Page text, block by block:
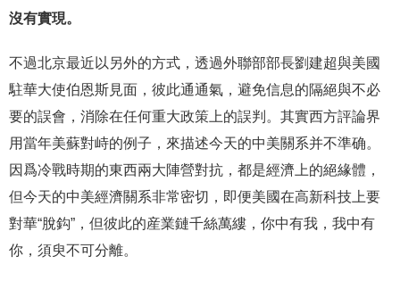
沒有實現。
不過北京最近以另外的方式，透過外聯部部長劉建超與美國
駐華大使伯恩斯見面，彼此通通氣，避免信息的隔絕與不必
要的誤會，消除在任何重大政策上的誤判。其實西方評論界
用當年美蘇對峙的例子，來描述今天的中美關系并不準确。
因爲冷戰時期的東西兩大陣營對抗，都是經濟上的絕緣體，
但今天的中美經濟關系非常密切，即便美國在高新科技上要
對華“脫鈎”，但彼此的産業鏈千絲萬縷，你中有我，我中有
你，須臾不可分離。